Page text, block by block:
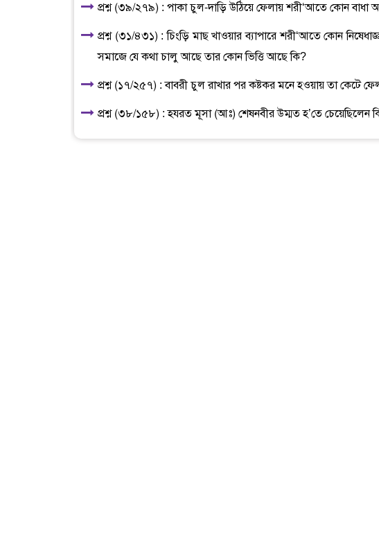
প্রশ্ন (৩৯/২৭৯) : পাকা চুল-দাড়ি উঠিয়ে ফেলায় শরী‘আতে কোন বাধা
প্রশ্ন (৩১/৪৩১) : চিংড়ি মাছ খাওয়ার ব্যাপারে শরী‘আতে কোন
সমাজে যে কথা চালু আছে তার কোন ভিত্তি আছে কি?
প্রশ্ন (১৭/২৫৭) : বাবরী চুল রাখার পর কষ্টকর মনে হওয়ায় তা কেটে
প্রশ্ন (৩৮/১৫৮) : হযরত মূসা (আঃ) শেষনবীর উম্মত হ’তে